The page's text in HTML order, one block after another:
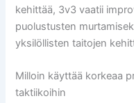
kehittää, 3v3 vaatii
puolustusten
yksilöllisten taitojen
Milloin käyttää korkeaa
taktiikoihin